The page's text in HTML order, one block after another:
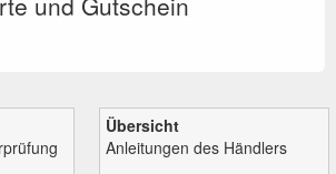
Übersicht
Anleitungen des Händlers